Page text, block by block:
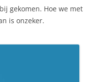
gekomen. Hoe we met
is onzeker.